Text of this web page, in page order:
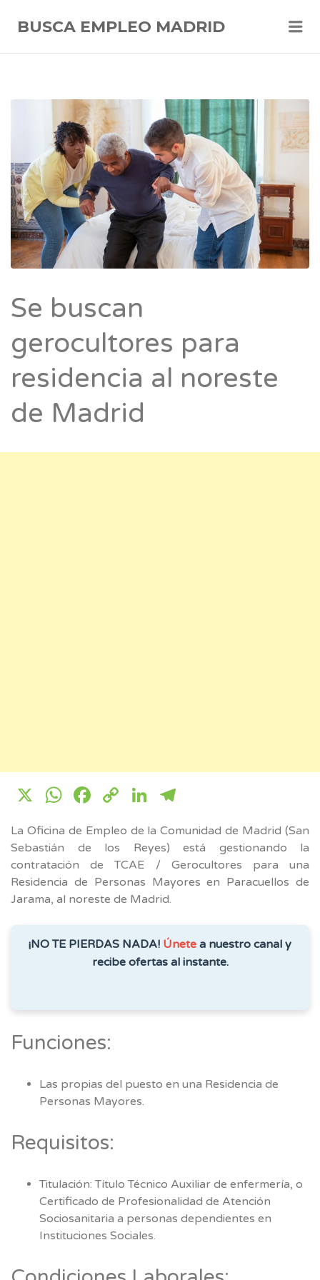
BUSCA EMPLEO MADRID
Se buscan
gerocultores para
residencia al noreste
de Madrid
X WhatsApp
Facebook
CopyLinkedIn
La Oficina de Empleo de la Comunidad de Madrid (San
Sebastián de los Reyes) está gestionando la
contratación de TCAE / Gerocultores para una
Residencia de Personas Mayores en Paracuellos de
Jarama, al noreste de Madrid.
¡NO TE PIERDAS NADA! Únete a nuestro canal y
recibe ofertas al instante.
Funciones:
Las propias del puesto en una Residencia de
Personas Mayores.
Requisitos:
Titulación: Título Técnico Auxiliar de enfermería, o
Certificado de Profesionalidad de Atención
Sociosanitaria a personas dependientes en
Instituciones Sociales.